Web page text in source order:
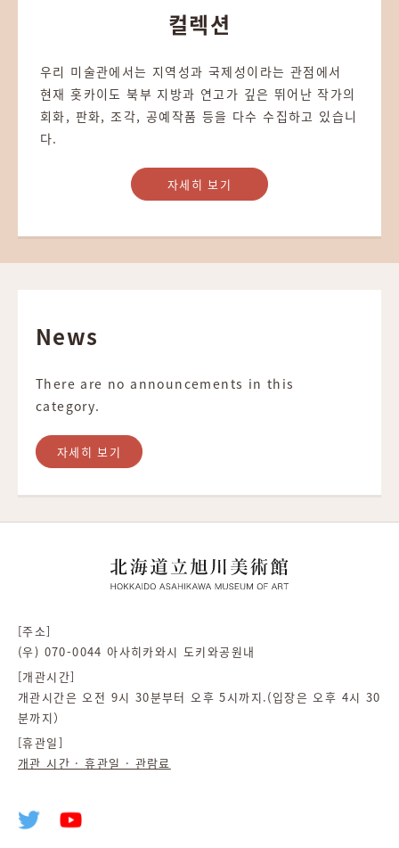
컬렉션
우리 미술관에서는 지역성과 국제성이라는 관점에서
현재 홋카이도 북부 지방과 연고가 깊은 뛰어난 작가의
회화, 판화, 조각, 공예작품 등을 다수 수집하고 있습니
다.
자세히 보기
News
There are no announcements in this
category.
자세히 보기
[주소]
(우) 070-0044 아사히카와시 도키와공원내
[개관시간]
개관시간은 오전 9시 30분부터 오후 5시까지.(입장은 오후 4시 30
분까지）
[휴관일]
개관 시간 · 휴관일 · 관람료